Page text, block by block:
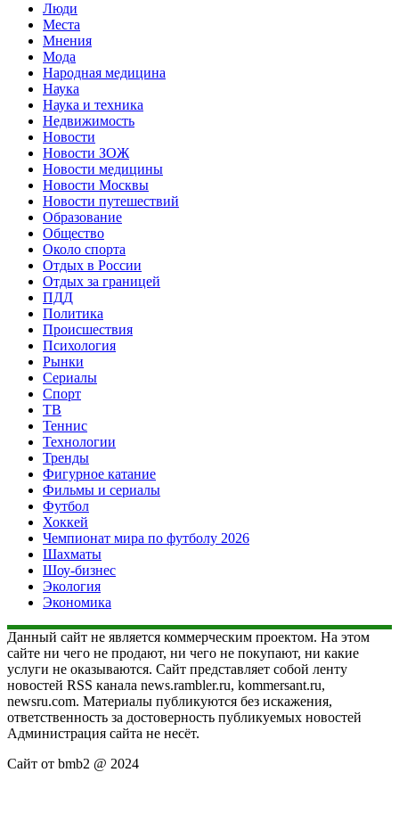
Люди
Места
Мнения
Мода
Народная медицина
Наука
Наука и техника
Недвижимость
Новости
Новости ЗОЖ
Новости медицины
Новости Москвы
Новости путешествий
Образование
Общество
Около спорта
Отдых в России
Отдых за границей
ПДД
Политика
Происшествия
Психология
Рынки
Сериалы
Спорт
ТВ
Теннис
Технологии
Тренды
Фигурное катание
Фильмы и сериалы
Футбол
Хоккей
Чемпионат мира по футболу 2026
Шахматы
Шоу-бизнес
Экология
Экономика
Данный сайт не является коммерческим проектом. На этом
сайте ни чего не продают, ни чего не покупают, ни какие
услуги не оказываются. Сайт представляет собой ленту
новостей RSS канала news.rambler.ru, kommersant.ru,
newsru.com. Материалы публикуются без искажения,
ответственность за достоверность публикуемых новостей
Администрация сайта не несёт.
Сайт от bmb2 @ 2024